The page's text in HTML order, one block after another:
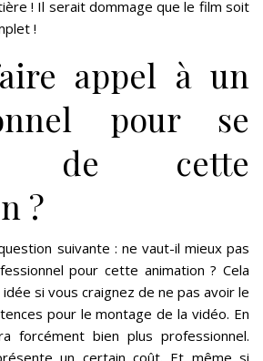
! Il serait dommage que le film soit
!
appel à un
pour se
de cette
?
suivante : ne vaut-il mieux pas
pour cette animation ? Cela
si vous craignez de ne pas avoir le
pour le montage de la vidéo. En
forcément bien plus professionnel.
un certain coût. Et même si